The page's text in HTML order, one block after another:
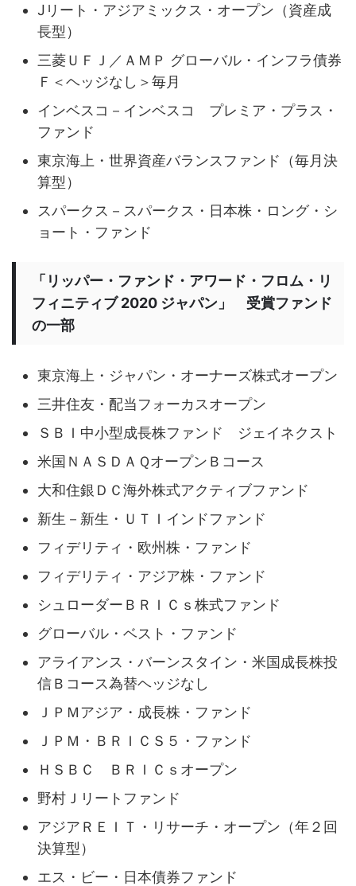
Jリート・アジアミックス・オープン（資産成
長型）
三菱ＵＦＪ／ＡＭＰ グローバル・インフラ債券
Ｆ＜ヘッジなし＞毎月
インベスコ－インベスコ プレミア・プラス・
ファンド
東京海上・世界資産バランスファンド（毎月決
算型）
スパークス－スパークス・日本株・ロング・シ
ョート・ファンド
「リッパー・ファンド・アワード・フロム・リ
フィニティブ 2020 ジャパン」 受賞ファンド
の一部
東京海上・ジャパン・オーナーズ株式オープン
三井住友・配当フォーカスオープン
ＳＢＩ中小型成長株ファンド ジェイネクスト
米国ＮＡＳＤＡＱオープンＢコース
大和住銀ＤＣ海外株式アクティブファンド
新生－新生・ＵＴＩインドファンド
フィデリティ・欧州株・ファンド
フィデリティ・アジア株・ファンド
シュローダーＢＲＩＣｓ株式ファンド
グローバル・ベスト・ファンド
アライアンス・バーンスタイン・米国成長株投
信Ｂコース為替ヘッジなし
ＪＰＭアジア・成長株・ファンド
ＪＰＭ・ＢＲＩＣＳ５・ファンド
ＨＳＢＣ ＢＲＩＣｓオープン
野村Ｊリートファンド
アジアＲＥＩＴ・リサーチ・オープン（年２回
決算型）
エス・ビー・日本債券ファンド